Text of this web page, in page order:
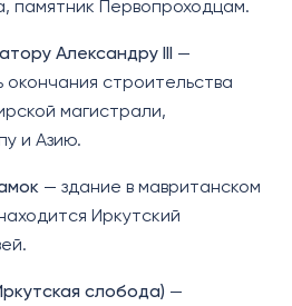
памятник Первопроходцам.
Александру III
—
окончания строительства
магистрали,
и Азию.
— здание в мавританском
Иркутский
слобода) —